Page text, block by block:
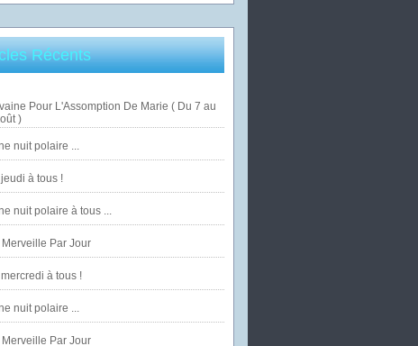
Récents
Pour L'Assomption De Marie ( Du 7 au
)
nuit polaire ...
à tous !
nuit polaire à tous ...
Merveille Par Jour
à tous !
nuit polaire ...
Merveille Par Jour